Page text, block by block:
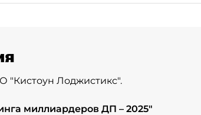
"Кистоун Лоджистикс".
миллиардеров ДП – 2025"